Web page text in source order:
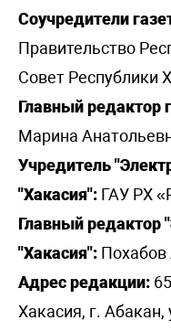
Соучредители
Правительство
Совет Республики
Главный редактор
Марина
Учредитель
"Хакасия": ГАУ РХ
Главный редактор
"Хакасия": Похабов
Адрес редакции:
Хакасия, г.